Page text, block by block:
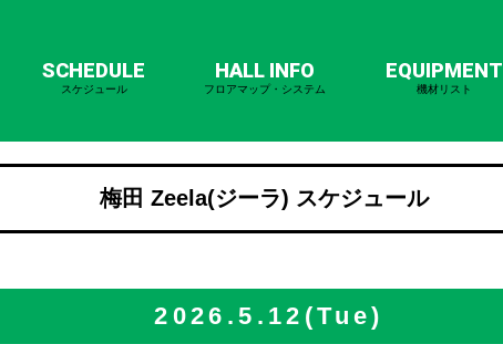
SCHEDULE
スケジュール
HALL INFO
フロアマップ・システム
EQUIPMENT
機材リスト
梅田 Zeela(ジーラ) スケジュール
2026.5.12(Tue)